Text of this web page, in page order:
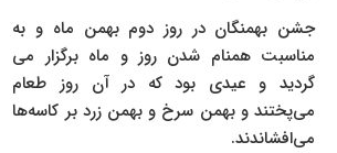
جشن بهمنگان در روز دوم بهمن ماه و به
مناسبت همنام شدن روز و ماه برگزار مى
گرديد و عيدى بود كه در آن روز طعام
مى‌پختند و بهمن سرخ و بهمن زرد بر كاسه‌ها
مى‌افشاندند.